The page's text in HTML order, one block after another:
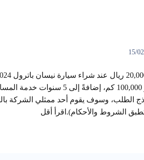
دورية مجانية لمدة 5 سنوات أو
الطلب، وسوف يقوم أحد ممثلي الشركة
الشروط والأحكام).اقرأ أقل